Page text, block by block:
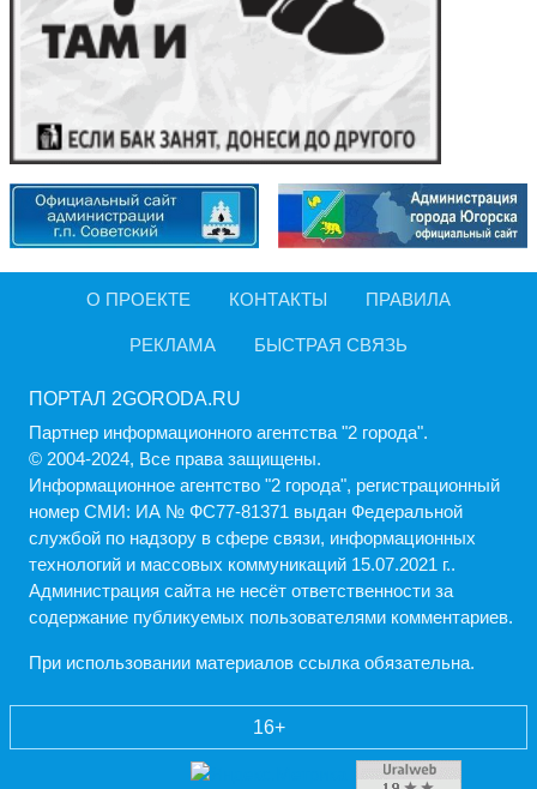
О ПРОЕКТЕ КОНТАКТЫ ПРАВИЛА
РЕКЛАМА БЫСТРАЯ СВЯЗЬ
ПОРТАЛ 2GORODA.RU
Партнер информационного агентства "2 города".
© 2004-2024, Все права защищены.
Информационное агентство "2 города", регистрационный
номер СМИ: ИА № ФС77-81371 выдан Федеральной
службой по надзору в сфере связи, информационных
технологий и массовых коммуникаций 15.07.2021 г..
Администрация cайта не несёт ответственности за
содержание публикуемых пользователями комментариев.
При использовании материалов ссылка обязательна.
16+